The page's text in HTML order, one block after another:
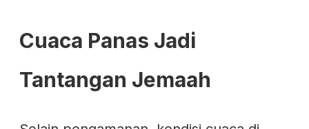
Cuaca Panas Jadi
Tantangan Jemaah